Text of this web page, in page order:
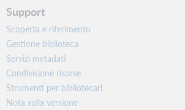
Support
Scoperta e riferimento
Gestione biblioteca
Servizi metadati
Condivisione risorse
Strumenti per bibliotecari
Nota sulla versione